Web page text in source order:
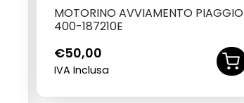
MOTORINO AVVIAMENTO PIAGGIO
400-187210E
€50,00
IVA Inclusa